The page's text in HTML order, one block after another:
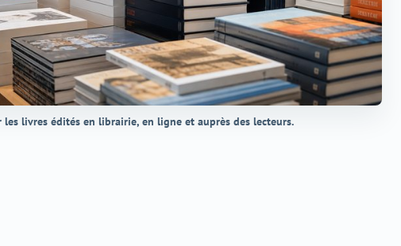
les livres édités en librairie, en ligne et auprès des lecteurs.